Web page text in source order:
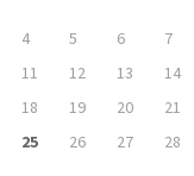
4 5 6 7
11 12 13 14
18 19 20 21
25 26 27 28